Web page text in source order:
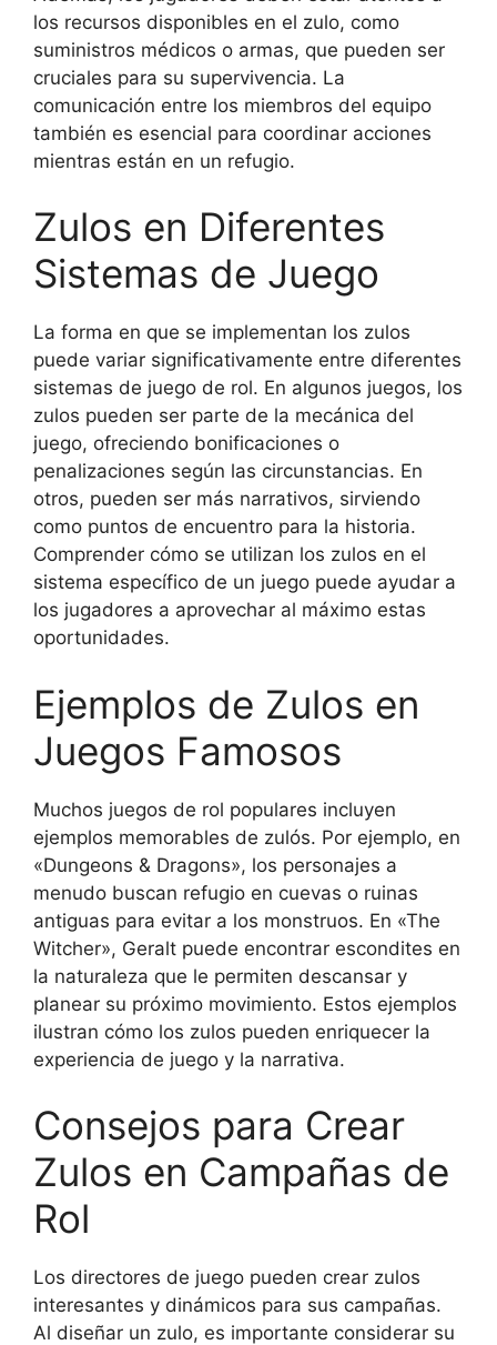
los recursos disponibles en el zulo, como
suministros médicos o armas, que pueden ser
cruciales para su supervivencia. La
comunicación entre los miembros del equipo
también es esencial para coordinar acciones
mientras están en un refugio.
Zulos en Diferentes
Sistemas de Juego
La forma en que se implementan los zulos
puede variar significativamente entre diferentes
sistemas de juego de rol. En algunos juegos, los
zulos pueden ser parte de la mecánica del
juego, ofreciendo bonificaciones o
penalizaciones según las circunstancias. En
otros, pueden ser más narrativos, sirviendo
como puntos de encuentro para la historia.
Comprender cómo se utilizan los zulos en el
sistema específico de un juego puede ayudar a
los jugadores a aprovechar al máximo estas
oportunidades.
Ejemplos de Zulos en
Juegos Famosos
Muchos juegos de rol populares incluyen
ejemplos memorables de zulós. Por ejemplo, en
«Dungeons & Dragons», los personajes a
menudo buscan refugio en cuevas o ruinas
antiguas para evitar a los monstruos. En «The
Witcher», Geralt puede encontrar escondites en
la naturaleza que le permiten descansar y
planear su próximo movimiento. Estos ejemplos
ilustran cómo los zulos pueden enriquecer la
experiencia de juego y la narrativa.
Consejos para Crear
Zulos en Campañas de
Rol
Los directores de juego pueden crear zulos
interesantes y dinámicos para sus campañas.
Al diseñar un zulo, es importante considerar su